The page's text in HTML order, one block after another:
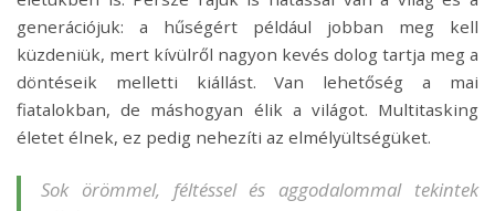
generációjuk: a hűségért például jobban meg kell
küzdeniük, mert kívülről nagyon kevés dolog tartja meg a
döntéseik melletti kiállást. Van lehetőség a mai
fiatalokban, de máshogyan élik a világot. Multitasking
életet élnek, ez pedig nehezíti az elmélyültségüket.
Sok örömmel, féltéssel és aggodalommal tekintek